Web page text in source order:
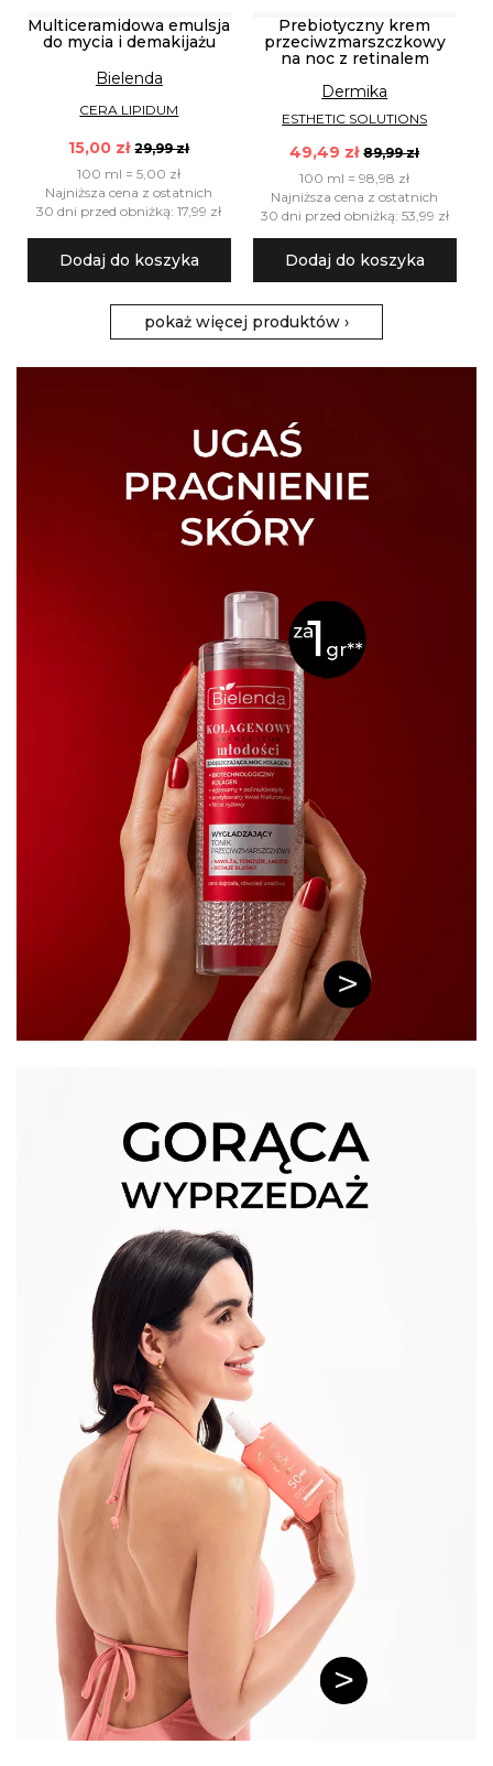
Multiceramidowa emulsja
do mycia i demakijażu
Bielenda
CERA LIPIDUM
15,00 zł 29,99 zł
100 ml = 5,00 zł
Najniższa cena z ostatnich
30 dni przed obniżką: 17,99 zł
Dodaj do koszyka
Prebiotyczny krem
przeciwzmarszczkowy
na noc z retinalem
Dermika
ESTHETIC SOLUTIONS
49,49 zł 89,99 zł
100 ml = 98,98 zł
Najniższa cena z ostatnich
30 dni przed obniżką: 53,99 zł
Dodaj do koszyka
pokaż więcej produktów ›